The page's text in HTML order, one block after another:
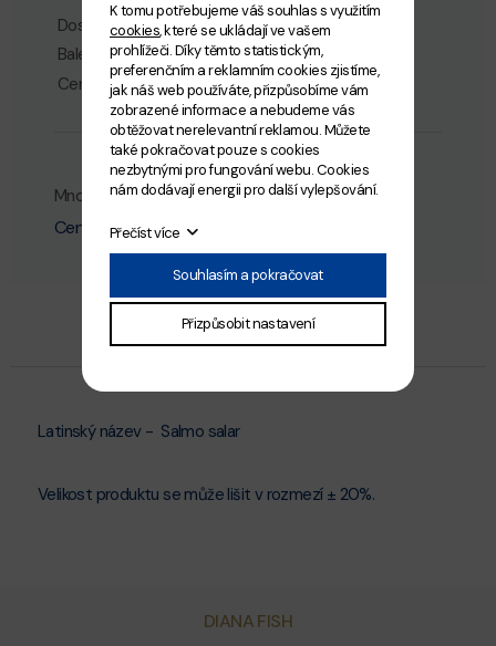
Dostupnost:
Skladem
Balení:
Cena za 1 kg:
529.00 Kč
Množství
Cena: 133Kč
Latinský název - Salmo salar
Velikost produktu se může lišit v rozmezí ± 20%.
DIANA FISH
K tomu potřebujeme váš souhlas s využitím
cookies, které se ukládají ve vašem
prohlížeči. Díky těmto statistickým,
preferenčním a reklamním cookies zjistíme,
jak náš web používáte, přizpůsobíme vám
zobrazené informace a nebudeme vás
obtěžovat nerelevantní reklamou. Můžete
také pokračovat pouze s cookies
nezbytnými pro fungování webu. Cookies
nám dodávají energii pro další vylepšování.
Přečíst více
Souhlasím a pokračovat
Přizpůsobit nastavení